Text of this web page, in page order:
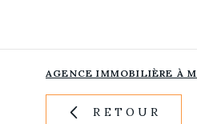
:la
recherche
menu
principal
contenu
AGENCE IMMOBILIÈRE À
RETOUR